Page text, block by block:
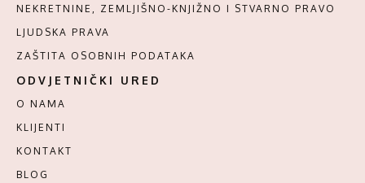
NEKRETNINE, ZEMLJIŠNO-KNJIŽNO I STVARNO PRAVO
LJUDSKA PRAVA
ZAŠTITA OSOBNIH PODATAKA
ODVJETNIČKI URED
O NAMA
KLIJENTI
KONTAKT
BLOG